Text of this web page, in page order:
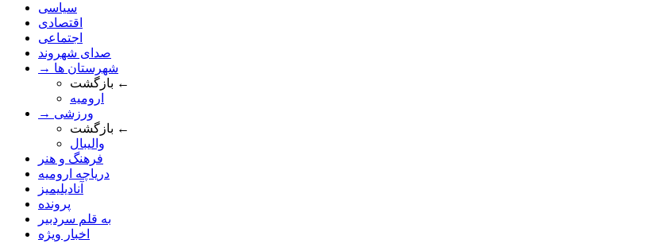
سیاسی
اقتصادی
اجتماعی
صدای شهروند
→ شهرستان ها
بازگشت ←
ارومیه
→ ورزشی
بازگشت ←
والیبال
فرهنگ و هنر
دریاچه ارومیه
آنادیلیمیز
پرونده
به قلم سردبیر
اخبار ویژه